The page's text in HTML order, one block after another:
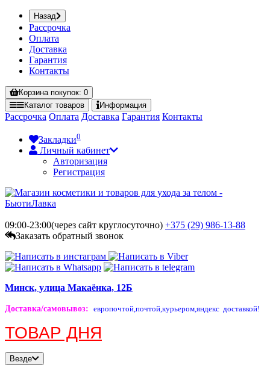
Назад
Рассрочка
Оплата
Доставка
Гарантия
Контакты
Корзинапокупок: 0
Каталог товаров Информация
Рассрочка Оплата Доставка Гарантия Контакты
Закладки0
Личный кабинет
Авторизация
Регистрация
09:00-23:00(через сайт круглосуточно) +375 (29) 986-13-88
Заказать обратный звонок
Минск, улица Макаёнка, 12Б
Доставка/самовывоз: европочтой,почтой,курьером,яндекс доставкой!
ТОВАР ДНЯ
Везде